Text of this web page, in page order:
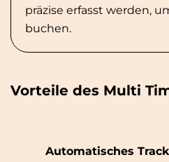
präzise erfasst werden,
buchen.
Vorteile des Multi
Automatisches